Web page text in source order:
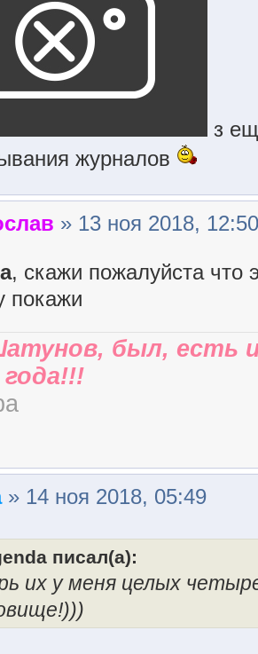
з
журналов
» 13 ноя 2018, 12:50
, скажи пожалуйста что
покажи
был, есть
года!!!
» 14 ноя 2018, 05:49
писал(а):
их у меня целых